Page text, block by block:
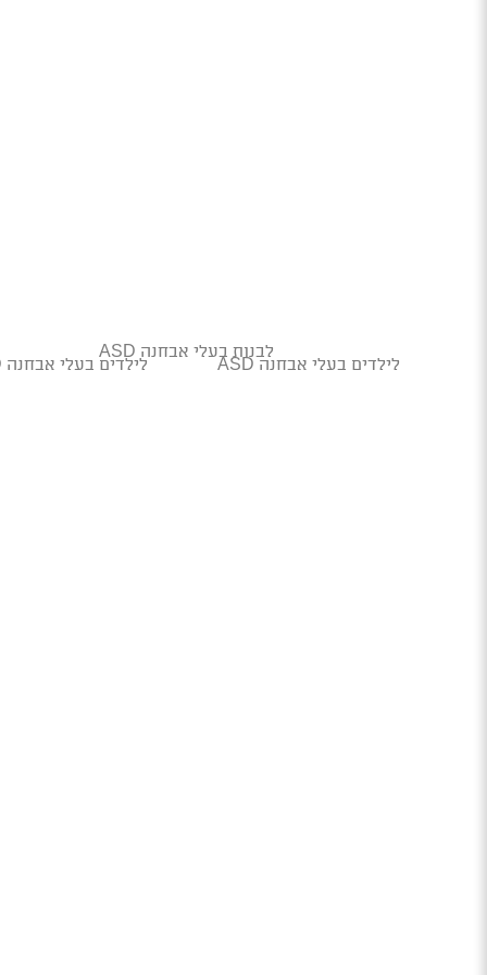
לילדים בעלי אבחנה ASD
לבנות בעלי אבחנה ASD
לילדים בעלי אבחנה ASD